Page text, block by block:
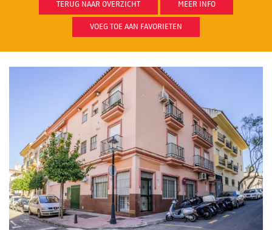
TERUG NAAR OVERZICHT MEER INFO
VOEG TOE AAN FAVORIETEN